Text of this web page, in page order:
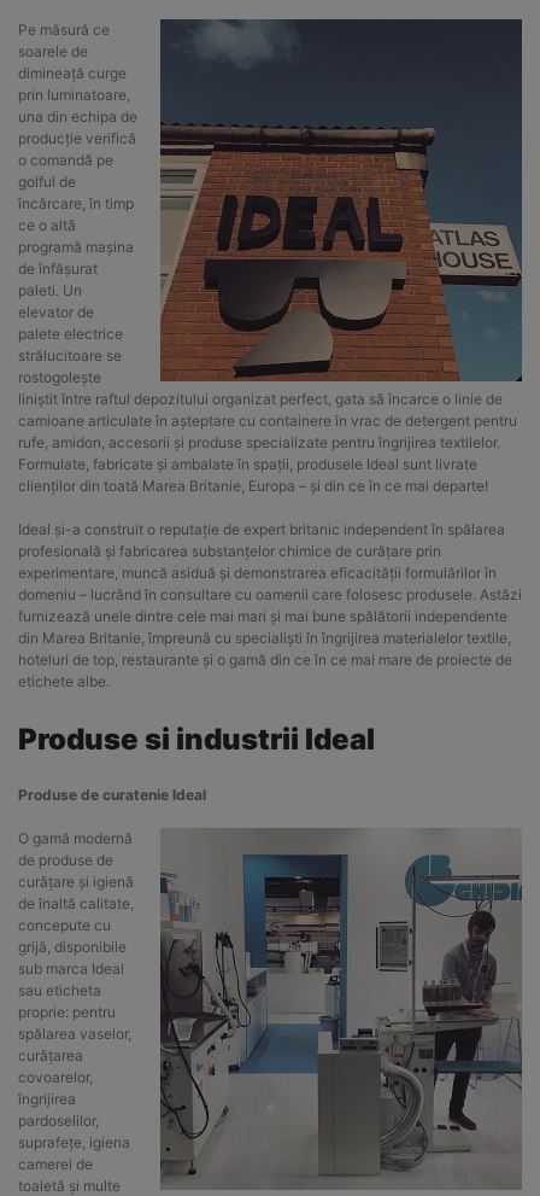
Pe măsură ce
soarele de
dimineață curge
prin luminatoare,
una din echipa de
producție verifică
o comandă pe
golful de
încărcare, în timp
ce o altă
programă mașina
de înfășurat
paleti. Un
elevator de
palete electrice
strălucitoare se
rostogolește
liniștit între raftul depozitului organizat perfect, gata să încarce o linie de
camioane articulate în așteptare cu containere în vrac de detergent pentru
rufe, amidon, accesorii și produse specializate pentru îngrijirea textilelor.
Formulate, fabricate și ambalate în spații, produsele Ideal sunt livrate
clienților din toată Marea Britanie, Europa – și din ce în ce mai departe!
Ideal și-a construit o reputație de expert britanic independent în spălarea
profesională și fabricarea substanțelor chimice de curățare prin
experimentare, muncă asiduă și demonstrarea eficacității formulărilor în
domeniu – lucrând în consultare cu oamenii care folosesc produsele. Astăzi
furnizează unele dintre cele mai mari și mai bune spălătorii independente
din Marea Britanie, împreună cu specialiști în îngrijirea materialelor textile,
hoteluri de top, restaurante și o gamă din ce în ce mai mare de proiecte de
etichete albe.
Produse si industrii Ideal
Produse de curatenie Ideal
O gamă modernă
de produse de
curățare și igienă
de înaltă calitate,
concepute cu
grijă, disponibile
sub marca Ideal
sau eticheta
proprie: pentru
spălarea vaselor,
curățarea
covoarelor,
îngrijirea
pardoselilor,
suprafețe, igiena
camerei de
toaletă și multe